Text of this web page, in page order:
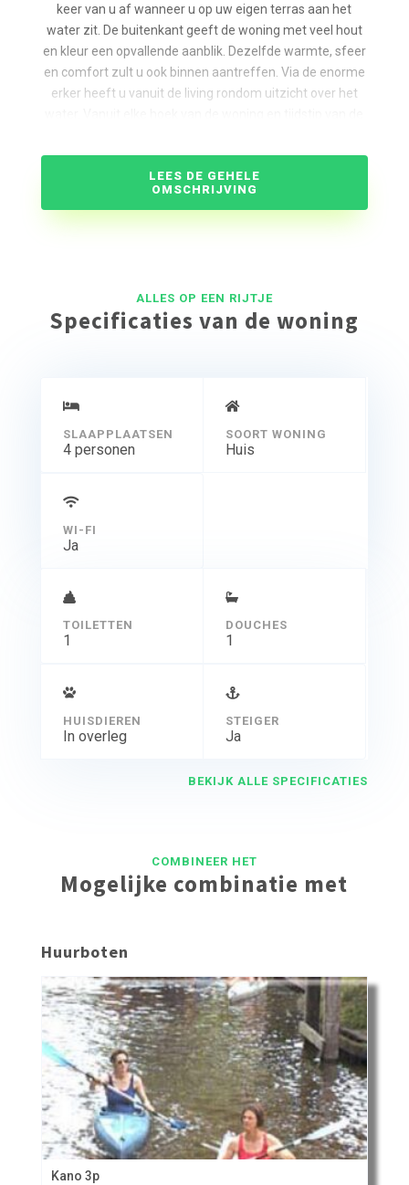
keer van u af wanneer u op uw eigen terras aan het
water zit. De buitenkant geeft de woning met veel hout
en kleur een opvallende aanblik. Dezelfde warmte, sfeer
en comfort zult u ook binnen aantreffen. Via de enorme
erker heeft u vanuit de living rondom uitzicht over het
kleurenpracht en weerspiegeling van zonsopkomsten op
en -ondergangen op het water. De Punters voor 4
personen bieden veel ruimte voor haar bewoners.
LEES DE GEHELE
OMSCHRIJVING
ALLES OP EEN RIJTJE
Specificaties van de woning
SLAAPPLAATSEN
4 personen
SOORT WONING
Huis
WI-FI
Ja
TOILETTEN
1
DOUCHES
1
HUISDIEREN
In overleg
STEIGER
Ja
BEKIJK ALLE SPECIFICATIES
COMBINEER HET
Mogelijke combinatie met
Huurboten
Kano 3p